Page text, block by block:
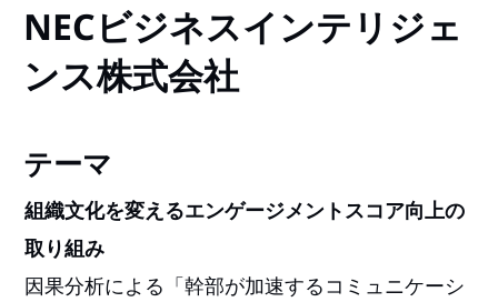
NECビジネスインテリジェ
ンス株式会社
テーマ
組織文化を変えるエンゲージメントスコア向上の
取り組み
因果分析による「幹部が加速するコミュニケーシ